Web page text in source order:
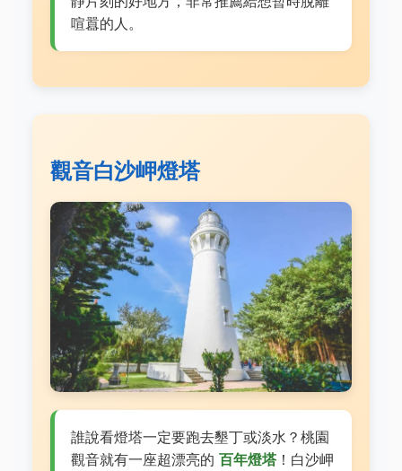
喧囂的人。
觀音白沙岬燈塔
誰說看燈塔一定要跑去墾丁或淡水？桃園
觀音就有一座超漂亮的 百年燈塔！白沙岬